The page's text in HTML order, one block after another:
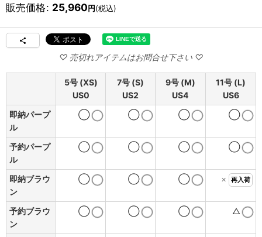
販売価格: 25,960円(税込)
5号 (XS)
US0
7号 (S)
US2
9号 (M)
US4
11号 (L)
US6
即納パープ
ル
◯ ◯ ◯ ◯
予約パープ
ル
◯ ◯ ◯ ◯
即納ブラウ
ン
◯ ◯ ◯ × 再入荷
予約ブラウ
ン
◯ ◯ ◯ △